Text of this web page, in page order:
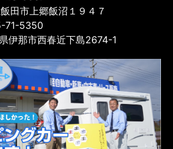
田市上郷飯沼１９４７
71-5350
那市西春近下島2674-1